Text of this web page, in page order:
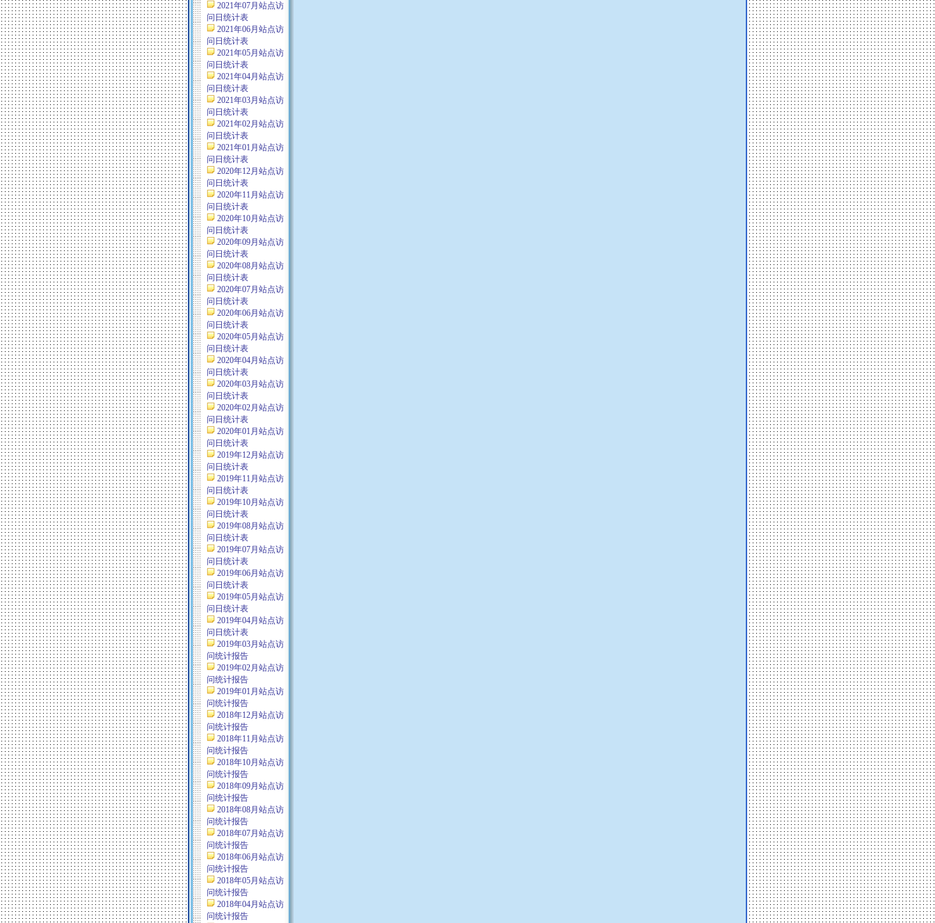
2021年07月站点访
问日统计表
2021年06月站点访
问日统计表
2021年05月站点访
问日统计表
2021年04月站点访
问日统计表
2021年03月站点访
问日统计表
2021年02月站点访
问日统计表
2021年01月站点访
问日统计表
2020年12月站点访
问日统计表
2020年11月站点访
问日统计表
2020年10月站点访
问日统计表
2020年09月站点访
问日统计表
2020年08月站点访
问日统计表
2020年07月站点访
问日统计表
2020年06月站点访
问日统计表
2020年05月站点访
问日统计表
2020年04月站点访
问日统计表
2020年03月站点访
问日统计表
2020年02月站点访
问日统计表
2020年01月站点访
问日统计表
2019年12月站点访
问日统计表
2019年11月站点访
问日统计表
2019年10月站点访
问日统计表
2019年08月站点访
问日统计表
2019年07月站点访
问日统计表
2019年06月站点访
问日统计表
2019年05月站点访
问日统计表
2019年04月站点访
问日统计表
2019年03月站点访
问统计报告
2019年02月站点访
问统计报告
2019年01月站点访
问统计报告
2018年12月站点访
问统计报告
2018年11月站点访
问统计报告
2018年10月站点访
问统计报告
2018年09月站点访
问统计报告
2018年08月站点访
问统计报告
2018年07月站点访
问统计报告
2018年06月站点访
问统计报告
2018年05月站点访
问统计报告
2018年04月站点访
问统计报告